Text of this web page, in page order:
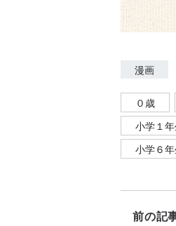
漫画
０歳
小学１
小学６
前の記